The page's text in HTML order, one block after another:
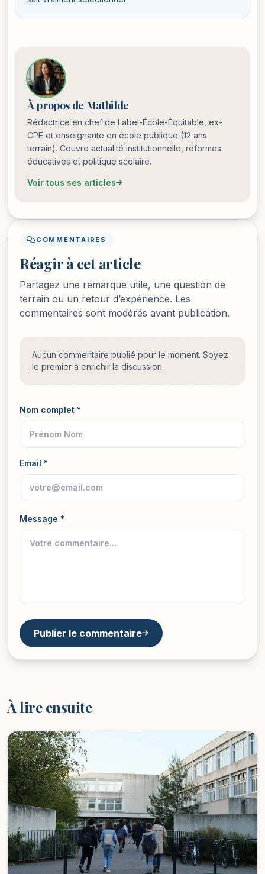
À propos de Mathilde
Rédactrice en chef de Label-École-Équitable, ex-
CPE et enseignante en école publique (12 ans
terrain). Couvre actualité institutionnelle, réformes
éducatives et politique scolaire.
Voir tous ses articles
COMMENTAIRES
Réagir à cet article
Partagez une remarque utile, une question de
terrain ou un retour d’expérience. Les
commentaires sont modérés avant publication.
Aucun commentaire publié pour le moment. Soyez
le premier à enrichir la discussion.
Nom complet *
Email *
Message *
Publier le commentaire
À lire ensuite